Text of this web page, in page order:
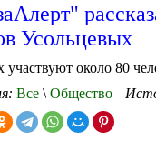
Усольцевых
участвуют около 80
Все \ Общество